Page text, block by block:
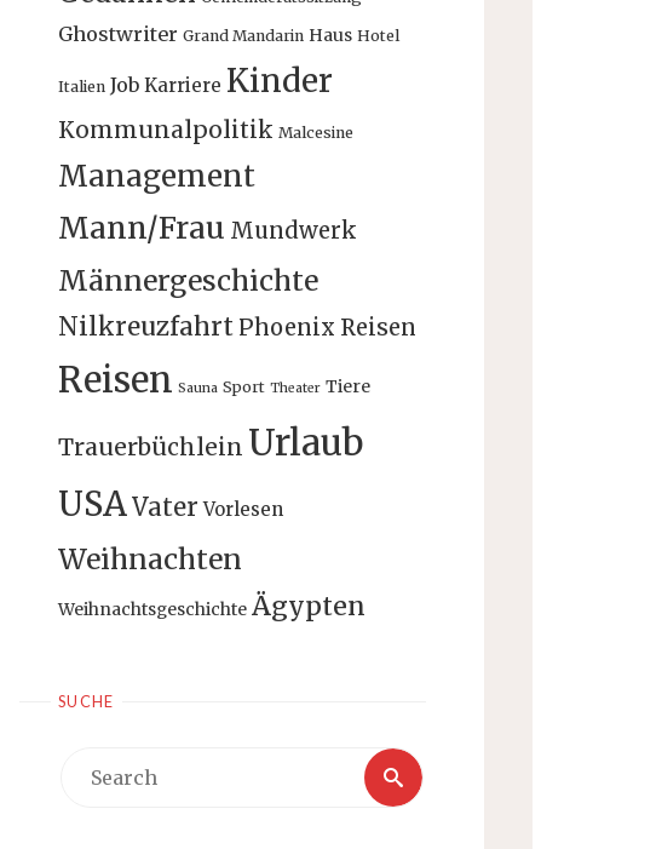
Ghostwriter Grand Mandarin Haus Hotel
Italien Job Karriere Kinder
Kommunalpolitik Malcesine
Management
Mann/Frau Mundwerk
Männergeschichte
Nilkreuzfahrt Phoenix Reisen
Reisen Sauna Sport Theater Tiere
Trauerbüchlein Urlaub
USAVater Vorlesen
Weihnachten
Weihnachtsgeschichte Ägypten
SUCHE
Search